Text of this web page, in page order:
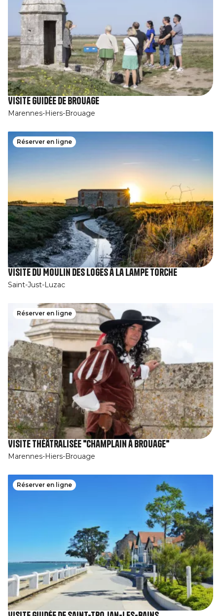
Visite guidée de Brouage
Marennes-Hiers-Brouage
Réserver en ligne
Visite du Moulin des Loges à la Lampe Torche
Saint-Just-Luzac
Réserver en ligne
Visite théâtralisée "Champlain à Brouage"
Marennes-Hiers-Brouage
Réserver en ligne